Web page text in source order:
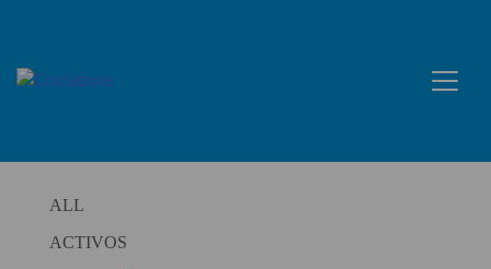
content
ALL
ACTIVOS